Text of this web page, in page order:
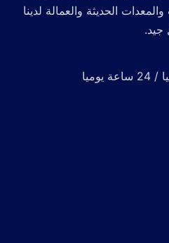
الحديثة والعمالة لدينا
جيد.